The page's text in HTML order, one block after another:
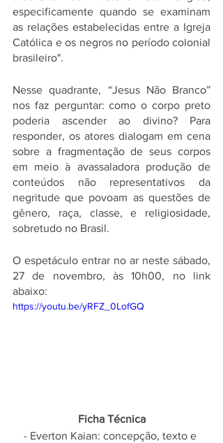
especificamente quando se examinam
as relações estabelecidas entre a Igreja
Católica e os negros no período colonial
brasileiro".
Nesse quadrante, “Jesus Não Branco”
nos faz perguntar: como o corpo preto
poderia ascender ao divino? Para
responder, os atores dialogam em cena
sobre a fragmentação de seus corpos
em meio à avassaladora produção de
conteúdos não representativos da
negritude que povoam as questões de
gênero, raça, classe, e religiosidade,
sobretudo no Brasil.
O espetáculo entrar no ar neste sábado,
27 de novembro, às 10h00, no link
abaixo:
https://youtu.be/yRFZ_0LofGQ
Ficha Técnica
- Everton Kaian: concepção, texto e